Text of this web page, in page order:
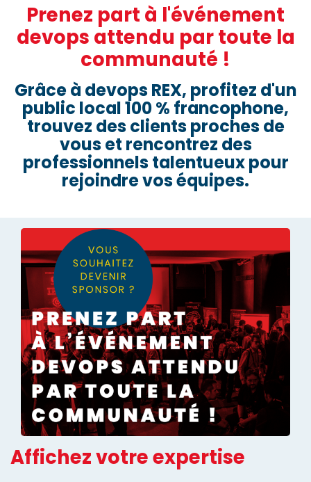
Prenez part à l'événement
devops attendu par toute la
communauté !
Grâce à devops REX, profitez d'un
public local 100 % francophone,
trouvez des clients proches de
vous et rencontrez des
professionnels talentueux pour
rejoindre vos équipes.
Affichez votre expertise